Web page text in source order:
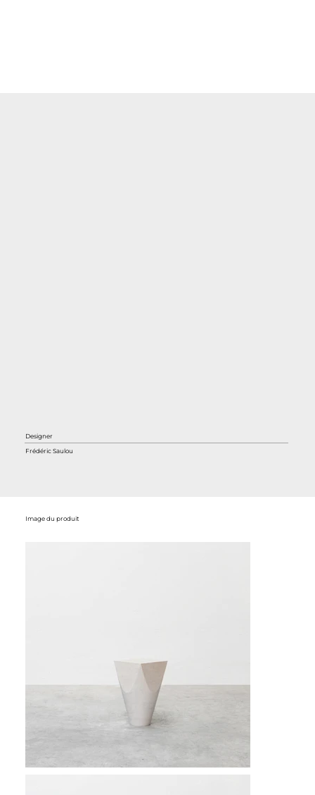
Designer
Frédéric Saulou
Image du produit